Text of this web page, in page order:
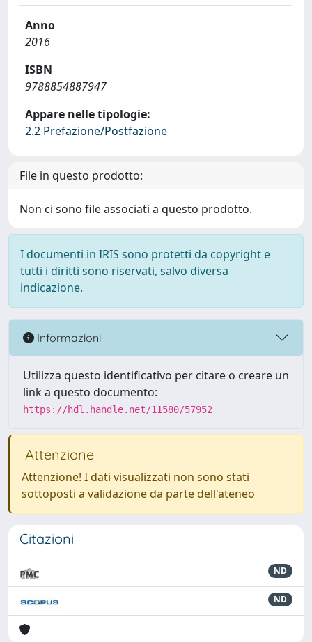
Anno
2016
ISBN
9788854887947
Appare nelle tipologie:
2.2 Prefazione/Postfazione
File in questo prodotto:
Non ci sono file associati a questo prodotto.
I documenti in IRIS sono protetti da copyright e
tutti i diritti sono riservati, salvo diversa
indicazione.
Informazioni
Utilizza questo identificativo per citare o creare un
link a questo documento:
https://hdl.handle.net/11580/57952
Attenzione
Attenzione! I dati visualizzati non sono stati
sottoposti a validazione da parte dell'ateneo
Citazioni
ND
ND